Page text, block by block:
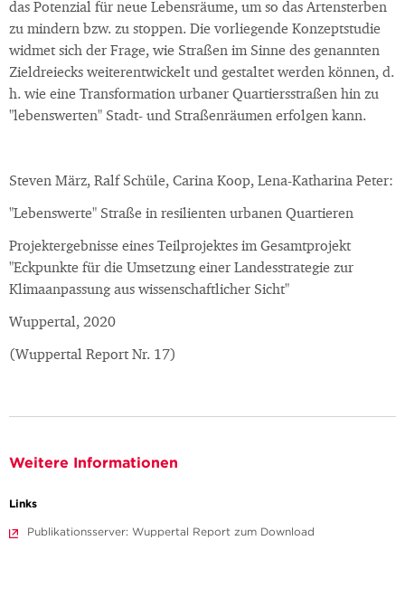
das Potenzial für neue Lebensräume, um so das Artensterben
zu mindern bzw. zu stoppen. Die vorliegende Konzeptstudie
widmet sich der Frage, wie Straßen im Sinne des genannten
Zieldreiecks weiterentwickelt und gestaltet werden können, d.
h. wie eine Transformation urbaner Quartiersstraßen hin zu
"lebenswerten" Stadt- und Straßenräumen erfolgen kann.
Steven März, Ralf Schüle, Carina Koop, Lena-Katharina Peter:
"Lebenswerte" Straße in resilienten urbanen Quartieren
Projektergebnisse eines Teilprojektes im Gesamtprojekt
"Eckpunkte für die Umsetzung einer Landesstrategie zur
Klimaanpassung aus wissenschaftlicher Sicht"
Wuppertal, 2020
(Wuppertal Report Nr. 17)
Weitere Informationen
Links
Publikationsserver: Wuppertal Report zum Download